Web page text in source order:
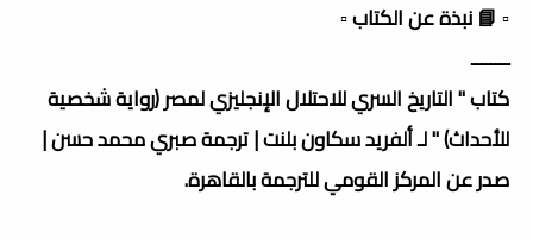
▫️ 📘 نبذة عن الكتاب ▫️
ــــــــ
كتاب " التاريخ السري للاحتلال الإنجليزي لمصر (رواية شخصية
للأحداث) " لـ ألفريد سكاون بلنت | ترجمة صبري محمد حسن |
صدر عن المركز القومي للترجمة بالقاهرة.